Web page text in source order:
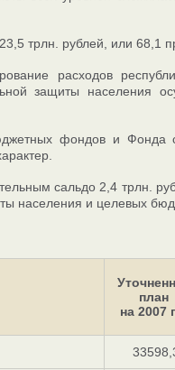
трлн. рублей, или 68,1
расходов
защиты населения
фондов и Фонда
сальдо 2,4 трлн.
населения и целевых
план
на 2007